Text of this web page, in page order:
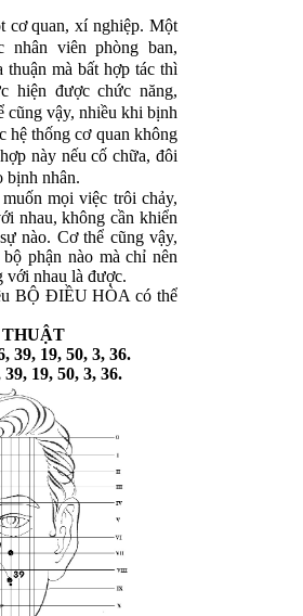
xí nghiệp. Một
nhân viên phòng ban,
thuận mà bất hợp tác thì
hiện được chức năng,
cũng vậy, nhiều khi bịnh
hệ thống cơ quan không
này nếu cố chữa, đôi
bịnh nhân.
mọi việc trôi chảy,
nhau, không cần khiển
nào. Cơ thể cũng vậy,
phận nào mà chỉ nên
với nhau là được.
ĐIỀU HÒA có thể
39, 19, 50, 3, 36.
50, 3, 36.